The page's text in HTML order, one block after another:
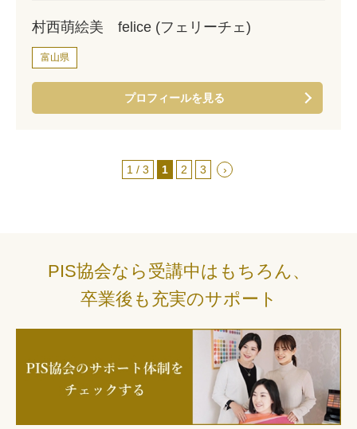
村西萌絵美 felice (フェリーチェ)
富山県
プロフィールを見る
1 / 3 1 2 3 ›
PIS協会なら受講中はもちろん、
卒業後も充実のサポート